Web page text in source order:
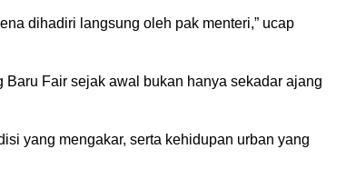
dihadiri langsung oleh pak menteri,” ucap
Fair sejak awal bukan hanya sekadar ajang
yang mengakar, serta kehidupan urban yang